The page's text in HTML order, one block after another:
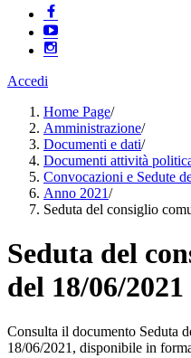
Accedi
Home Page/
Amministrazione/
Documenti e dati/
Documenti attività
Convocazioni e Sedute
Anno 2021/
Seduta del consiglio
Seduta del
del 18/06/2021
Consulta il documento Seduta
18/06/2021, disponibile in